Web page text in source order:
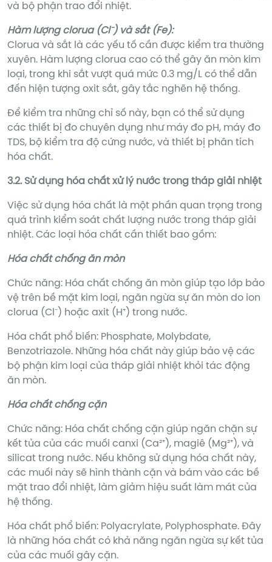
và bộ phận trao đổi nhiệt.
Hàm lượng clorua (Cl⁻) và sắt (Fe):
Clorua và sắt là các yếu tố cần được kiểm tra thường
xuyên. Hàm lượng clorua cao có thể gây ăn mòn kim
loại, trong khi sắt vượt quá mức 0.3 mg/L có thể dẫn
đến hiện tượng oxit sắt, gây tắc nghẽn hệ thống.
Để kiểm tra những chỉ số này, bạn có thể sử dụng
các thiết bị đo chuyên dụng như máy đo pH, máy đo
TDS, bộ kiểm tra độ cứng nước, và thiết bị phân tích
hóa chất.
3.2. Sử dụng hóa chất xử lý nước trong tháp giải nhiệt
Việc sử dụng hóa chất là một phần quan trọng trong
quá trình kiểm soát chất lượng nước trong tháp giải
nhiệt. Các loại hóa chất cần thiết bao gồm:
Hóa chất chống ăn mòn
Chức năng: Hóa chất chống ăn mòn giúp tạo lớp bảo
vệ trên bề mặt kim loại, ngăn ngừa sự ăn mòn do ion
clorua (Cl⁻) hoặc axit (H⁺) trong nước.
Hóa chất phổ biến: Phosphate, Molybdate,
Benzotriazole. Những hóa chất này giúp bảo vệ các
bộ phận kim loại của tháp giải nhiệt khỏi tác động
ăn mòn.
Hóa chất chống cặn
Chức năng: Hóa chất chống cặn giúp ngăn chặn sự
kết tủa của các muối canxi (Ca²⁺), magiê (Mg²⁺), và
silicat trong nước. Nếu không sử dụng hóa chất này,
các muối này sẽ hình thành cặn và bám vào các bề
mặt trao đổi nhiệt, làm giảm hiệu suất làm mát của
hệ thống.
Hóa chất phổ biến: Polyacrylate, Polyphosphate. Đây
là những hóa chất có khả năng ngăn ngừa sự kết tủa
của các muối gây cặn.